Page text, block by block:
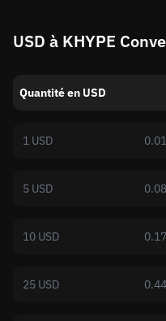
USD à KHYPE
Quantité en USD
1 USD
5 USD
10 USD
25 USD